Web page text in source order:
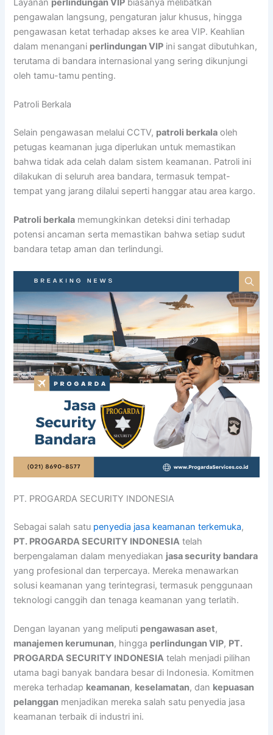
Layanan perlindungan VIP biasanya melibatkan
pengawalan langsung, pengaturan jalur khusus, hingga
pengawasan ketat terhadap akses ke area VIP. Keahlian
dalam menangani perlindungan VIP ini sangat dibutuhkan,
terutama di bandara internasional yang sering dikunjungi
oleh tamu-tamu penting.
Patroli Berkala
Selain pengawasan melalui CCTV, patroli berkala oleh
petugas keamanan juga diperlukan untuk memastikan
bahwa tidak ada celah dalam sistem keamanan. Patroli ini
dilakukan di seluruh area bandara, termasuk tempat-
tempat yang jarang dilalui seperti hanggar atau area kargo.
Patroli berkala memungkinkan deteksi dini terhadap
potensi ancaman serta memastikan bahwa setiap sudut
bandara tetap aman dan terlindungi.
PT. PROGARDA SECURITY INDONESIA
Sebagai salah satu penyedia jasa keamanan terkemuka,
PT. PROGARDA SECURITY INDONESIA telah
berpengalaman dalam menyediakan jasa security bandara
yang profesional dan terpercaya. Mereka menawarkan
solusi keamanan yang terintegrasi, termasuk penggunaan
teknologi canggih dan tenaga keamanan yang terlatih.
Dengan layanan yang meliputi pengawasan aset,
manajemen kerumunan, hingga perlindungan VIP, PT.
PROGARDA SECURITY INDONESIA telah menjadi pilihan
utama bagi banyak bandara besar di Indonesia. Komitmen
mereka terhadap keamanan, keselamatan, dan kepuasan
pelanggan menjadikan mereka salah satu penyedia jasa
keamanan terbaik di industri ini.